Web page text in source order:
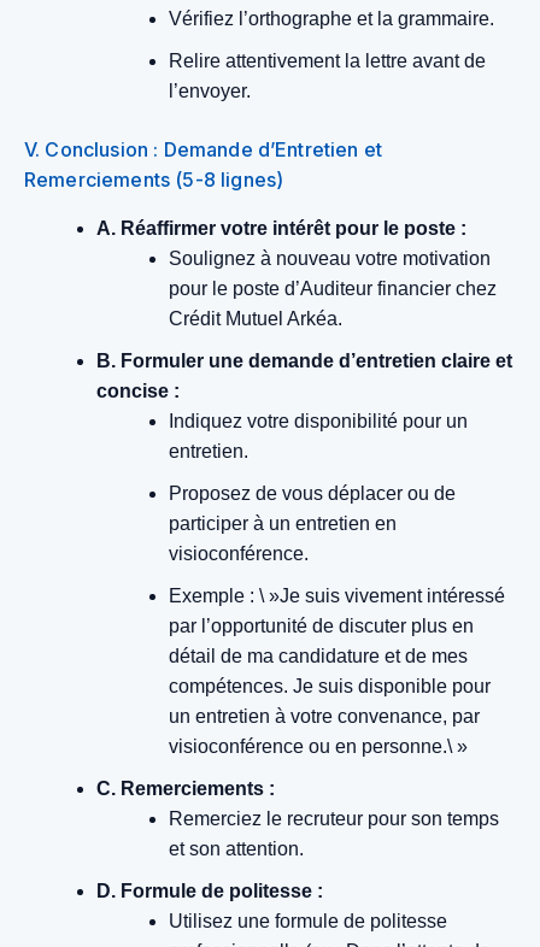
Vérifiez l’orthographe et la grammaire.
Relire attentivement la lettre avant de
l’envoyer.
V. Conclusion : Demande d’Entretien et
Remerciements (5-8 lignes)
A. Réaffirmer votre intérêt pour le poste :
Soulignez à nouveau votre motivation
pour le poste d’Auditeur financier chez
Crédit Mutuel Arkéa.
B. Formuler une demande d’entretien claire et
concise :
Indiquez votre disponibilité pour un
entretien.
Proposez de vous déplacer ou de
participer à un entretien en
visioconférence.
Exemple : \ »Je suis vivement intéressé
par l’opportunité de discuter plus en
détail de ma candidature et de mes
compétences. Je suis disponible pour
un entretien à votre convenance, par
visioconférence ou en personne.\ »
C. Remerciements :
Remerciez le recruteur pour son temps
et son attention.
D. Formule de politesse :
Utilisez une formule de politesse